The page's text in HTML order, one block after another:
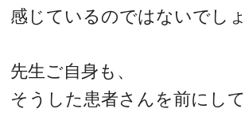
感じているのではないでしょ
先生ご自身も、
そうした患者さんを前にして